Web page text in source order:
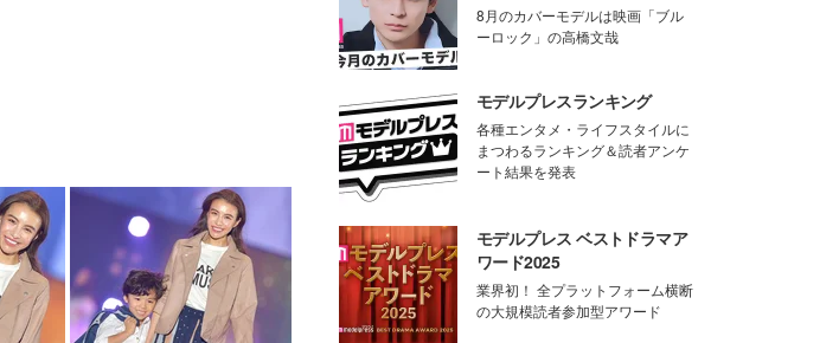
8月のカバーモデルは映画「ブル
ーロック」の高橋文哉
モデルプレスランキング
各種エンタメ・ライフスタイルに
まつわるランキング＆読者アンケ
ート結果を発表
モデルプレス ベストドラマア
ワード2025
業界初！ 全プラットフォーム横断
の大規模読者参加型アワード